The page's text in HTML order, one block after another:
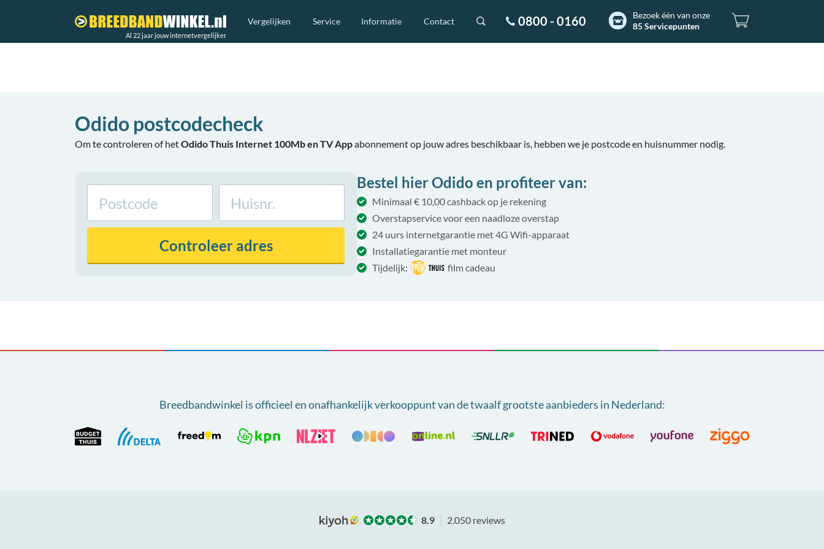
Al 22 jaar jouw internetvergelijker
Vergelijken Service Informatie Contact 0800 - 0160
Bezoek één van onze
85 Servicepunten
Odido postcodecheck
Om te controleren of hetOdido Thuis Internet 100Mb en TV Appabonnement op jouw adres beschikbaar is, hebben we je postcode en huisnummer nodig.
Controleeradres
Bestel hier Odido en profiteer van:
Minimaal € 10,00 cashback op je rekening
Overstapservice voor een naadloze overstap
24 uurs internetgarantie met 4G Wifi-apparaat
Installatiegarantie met monteur
Tijdelijk:
film cadeau
Breedbandwinkel is officieel en onafhankelijk verkooppunt vande twaalf grootste aanbieders in Nederland:
8.9 2.050 reviews